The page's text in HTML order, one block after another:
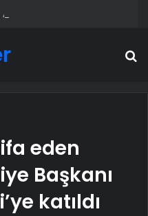
eden
Başkanı
katıldı